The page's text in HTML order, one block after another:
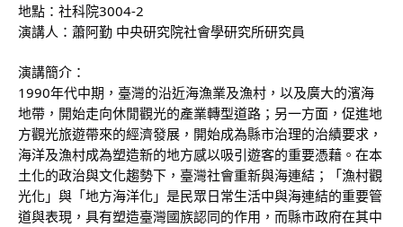
地點：社科院3004-2
演講人：蕭阿勤 中央研究院社會學研究所研究員
演講簡介：
1990年代中期，臺灣的沿近海漁業及漁村，以及廣大的濱海
地帶，開始走向休閒觀光的產業轉型道路；另一方面，促進地
方觀光旅遊帶來的經濟發展，開始成為縣市治理的治績要求，
海洋及漁村成為塑造新的地方感以吸引遊客的重要憑藉。在本
土化的政治與文化趨勢下，臺灣社會重新與海連結；「漁村觀
光化」與「地方海洋化」是民眾日常生活中與海連結的重要管
道與表現，具有塑造臺灣國族認同的作用，而縣市政府在其中